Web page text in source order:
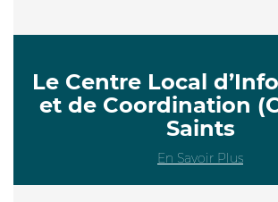
Le Centre Local
et de Coordination
Saints
En Savoir Plus